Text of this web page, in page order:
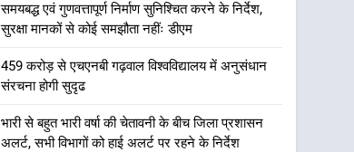
8
भारी बारिश का अलर्ट! 6 अगस्त
को देहरादून में स्कूल बंद
1
मुख्यमंत्री धामी बोले- युवाओं को
समयबद्ध एवं गुणवत्तापूर्ण निर्माण सुनिश्चित करने के निर्देश,
सुरक्षा मानकों से कोई समझौता नहींः डीएम
459 करोड़ से एचएनबी गढ़वाल विश्वविद्यालय में अनुसंधान
संरचना होगी सुदृढ
भारी से बहुत भारी वर्षा की चेतावनी के बीच जिला प्रशासन
अलर्ट, सभी विभागों को हाई अलर्ट पर रहने के निर्देश